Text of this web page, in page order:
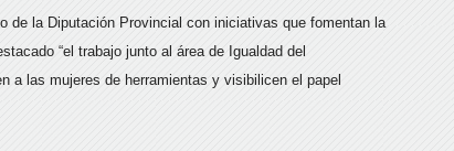
de la Diputación Provincial con iniciativas que fomentan la
“el trabajo junto al área de Igualdad del
a las mujeres de herramientas y visibilicen el papel